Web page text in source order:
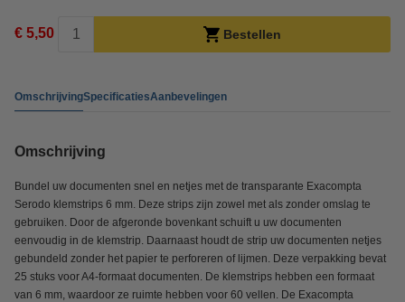
€ 5,50 Bestellen
OmschrijvingSpecificatiesAanbevelingen
Omschrijving
Bundel uw documenten snel en netjes met de transparante Exacompta
Serodo klemstrips 6 mm. Deze strips zijn zowel met als zonder omslag te
gebruiken. Door de afgeronde bovenkant schuift u uw documenten
eenvoudig in de klemstrip. Daarnaast houdt de strip uw documenten netjes
gebundeld zonder het papier te perforeren of lijmen. Deze verpakking bevat
25 stuks voor A4-formaat documenten. De klemstrips hebben een formaat
van 6 mm, waardoor ze ruimte hebben voor 60 vellen. De Exacompta